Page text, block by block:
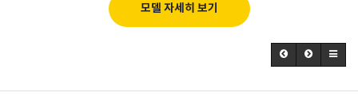
모델 자세히 보기